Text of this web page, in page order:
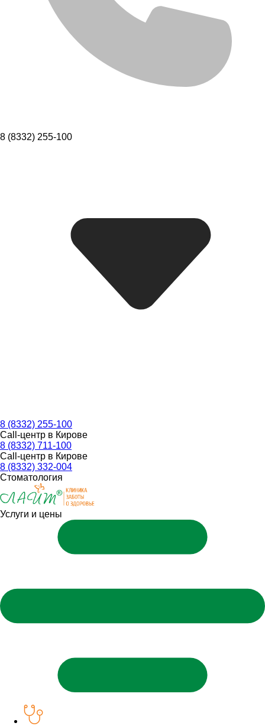
8 (8332) 255-100
8 (8332) 255-100
Call-центр в Кирове
8 (8332) 711-100
Call-центр в Кирове
8 (8332) 332-004
Стоматология
Услуги и цены